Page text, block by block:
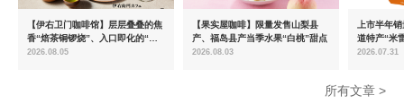
【伊右卫门咖啡馆】层层叠叠的焦
香“焙茶铜锣烧”、入口即化的“宇
治抹茶提拉米苏”全新登场
2026.08.05
【果实屋咖啡】限量发售山梨县
产、福岛县产当季水果“白桃”甜点
2026.08.03
上市半年
道特产“米
出首款夏
2026.07.31
所有文章 >